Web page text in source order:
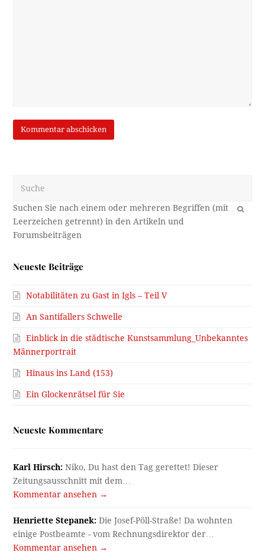
OK
Neueste Beiträge
Notabilitäten zu Gast in Igls – Teil V
An Santifallers Schwelle
Einblick in die städtische Kunstsammlung_Unbekanntes
Männerportrait
Hinaus ins Land (153)
Ein Glockenrätsel für Sie
Neueste Kommentare
Karl Hirsch: Niko, Du hast den Tag gerettet! Dieser
Zeitungsausschnitt mit dem…
Kommentar ansehen →
Henriette Stepanek: Die Josef-Pöll-Straße! Da wohnten
einige Postbeamte - vom Rechnungsdirektor der…
Kommentar ansehen →